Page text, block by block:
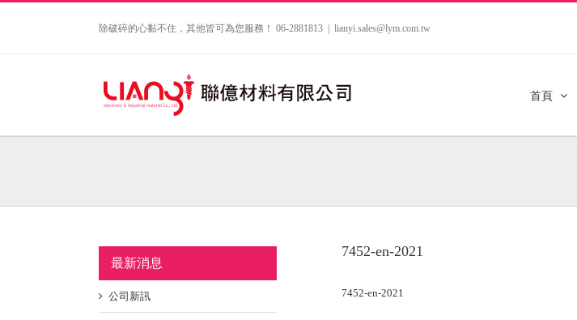
除破碎的心黏不住，其他皆可為您服務！ 06-2881813 | lianyi.sales@lym.com.tw
首頁
7452-en-2021
7452-en-2021
最新消息
公司新訊